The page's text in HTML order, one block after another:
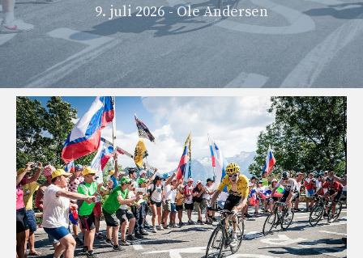
9. juli 2026 - Ole Andersen